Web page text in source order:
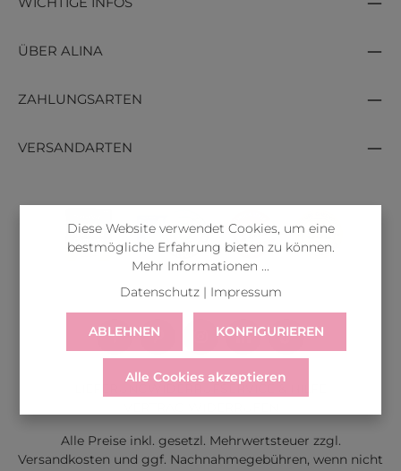
ÜBER ALINA
ZAHLUNGSARTEN
VERSANDARTEN
SERVICE & HILFE
Alle Preise inkl. gesetzl. Mehrwertsteuer zzgl.
Versandkosten und ggf. Nachnahmegebühren, wenn nicht
Diese Website verwendet Cookies, um eine
bestmögliche Erfahrung bieten zu können.
Mehr Informationen ...
Datenschutz| Impressum
ABLEHNEN KONFIGURIEREN
Alle Cookies akzeptieren